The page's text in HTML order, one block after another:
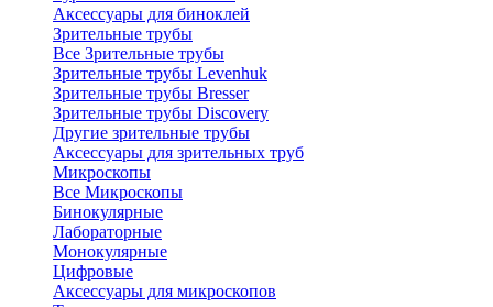
Аксессуары для биноклей
Зрительные трубы
Все Зрительные трубы
Зрительные трубы Levenhuk
Зрительные трубы Bresser
Зрительные трубы Discovery
Другие зрительные трубы
Аксессуары для зрительных труб
Микроскопы
Все Микроскопы
Бинокулярные
Лабораторные
Монокулярные
Цифровые
Аксессуары для микроскопов